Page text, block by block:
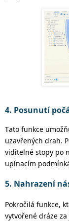
4. Posunutí
Tato funkce
uzavřených drah.
viditelné stopy po
upínacím
5. Nahrazení
Pokročilá funkce,
vytvořené dráze